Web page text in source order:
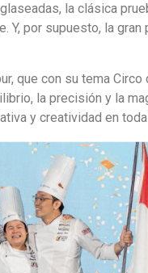
la clásica
Y, por supuesto, la
que con su tema
la precisión y la
y creatividad en